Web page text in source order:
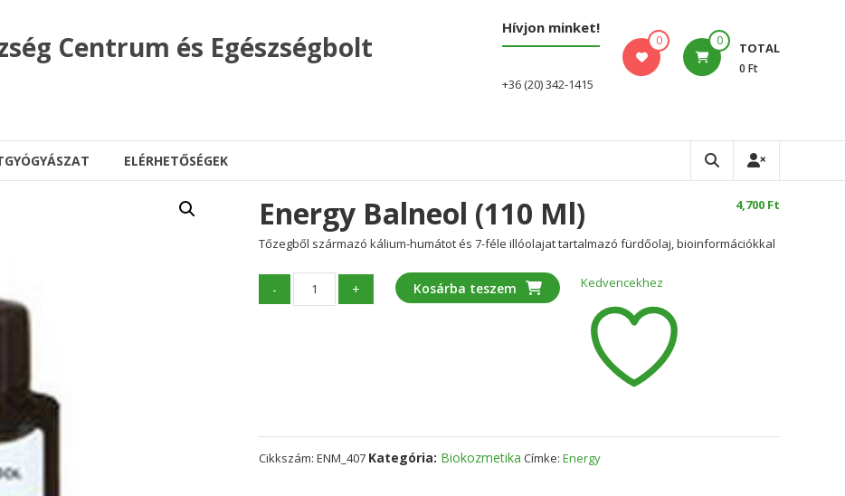
Centrum és Egészségbolt 0 0 TOTAL
0 Ft
Hívjon minket!
+36 (20) 342-1415
ELÉRHETŐSÉGEK
Energy Balneol (110 Ml) 4,700 Ft
Tőzegből származó kálium-humátot és 7-féle illóolajat tartalmazó fürdőolaj, bioinformációkkal
-
Energy
Balneol
+ Kosárba teszem Kedvencekhez
Cikkszám: ENM_407 Kategória: Biokozmetika Címke: Energy